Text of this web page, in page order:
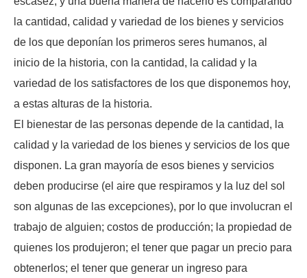
la cantidad, calidad y variedad de los bienes y servicios
de los que deponían los primeros seres humanos, al
inicio de la historia, con la cantidad, la calidad y la
variedad de los satisfactores de los que disponemos hoy,
a estas alturas de la historia.
El bienestar de las personas depende de la cantidad, la
calidad y la variedad de los bienes y servicios de los que
disponen. La gran mayoría de esos bienes y servicios
deben producirse (el aire que respiramos y la luz del sol
son algunas de las excepciones), por lo que involucran el
trabajo de alguien; costos de producción; la propiedad de
quienes los produjeron; el tener que pagar un precio para
obtenerlos; el tener que generar un ingreso para